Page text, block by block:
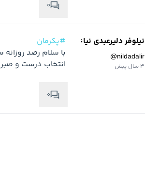
0
نیلوفر دلیرعبدی نیاء
@nildadalir
3 سال پیش
#پکرمان
انتخاب درست و صبر
0